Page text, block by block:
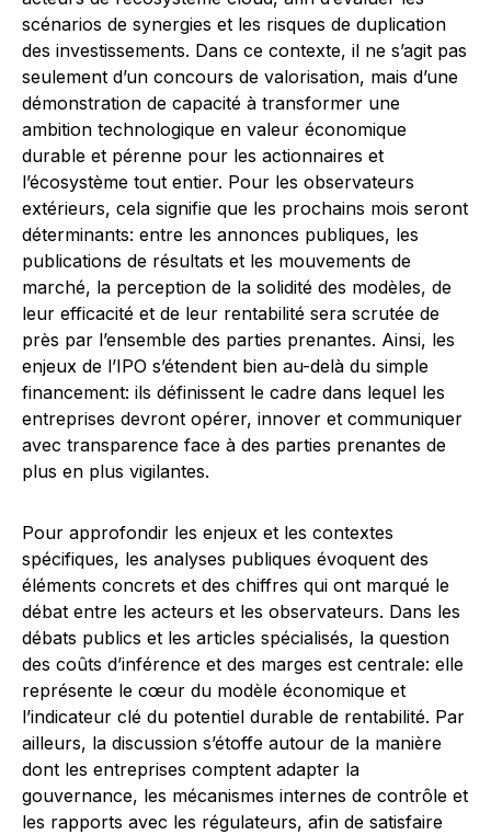
scénarios de synergies et les risques de duplication
des investissements. Dans ce contexte, il ne s’agit pas
seulement d’un concours de valorisation, mais d’une
démonstration de capacité à transformer une
ambition technologique en valeur économique
durable et pérenne pour les actionnaires et
l’écosystème tout entier. Pour les observateurs
extérieurs, cela signifie que les prochains mois seront
déterminants: entre les annonces publiques, les
publications de résultats et les mouvements de
marché, la perception de la solidité des modèles, de
leur efficacité et de leur rentabilité sera scrutée de
près par l’ensemble des parties prenantes. Ainsi, les
enjeux de l’IPO s’étendent bien au-delà du simple
financement: ils définissent le cadre dans lequel les
entreprises devront opérer, innover et communiquer
avec transparence face à des parties prenantes de
plus en plus vigilantes.
Pour approfondir les enjeux et les contextes
spécifiques, les analyses publiques évoquent des
éléments concrets et des chiffres qui ont marqué le
débat entre les acteurs et les observateurs. Dans les
débats publics et les articles spécialisés, la question
des coûts d’inférence et des marges est centrale: elle
représente le cœur du modèle économique et
l’indicateur clé du potentiel durable de rentabilité. Par
ailleurs, la discussion s’étoffe autour de la manière
dont les entreprises comptent adapter la
gouvernance, les mécanismes internes de contrôle et
les rapports avec les régulateurs, afin de satisfaire